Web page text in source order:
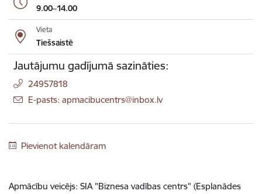
9.00–14.00
Vieta
Tiešsaistē
Jautājumu gadījumā sazināties:
24957818
E-pasts: apmacibucentrs@inbox.lv
Pievienot kalendāram
Apmācību veicējs: SIA "Biznesa vadības centrs" (Esplanādes